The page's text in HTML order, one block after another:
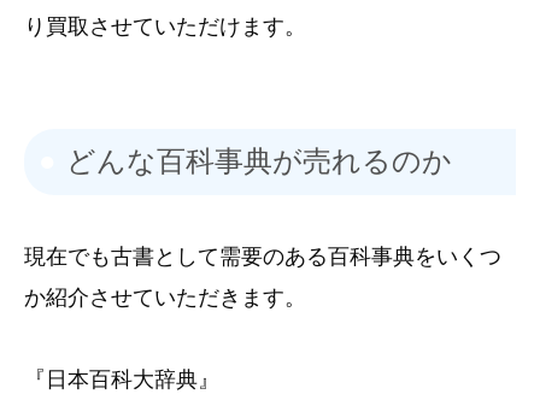
り買取させていただけます。
どんな百科事典が売れるのか
現在でも古書として需要のある百科事典をいくつ
か紹介させていただきます。
『日本百科大辞典』